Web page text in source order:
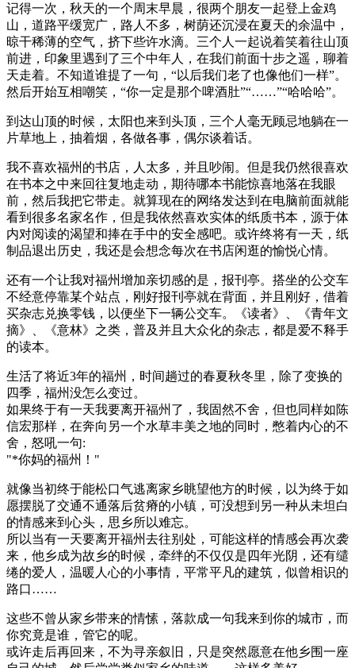
记得一次，秋天的一个周末早晨，很两个朋友一起登上金鸡
山，道路平缓宽广，路人不多，树荫还沉浸在夏天的余温中，
晾干稀薄的空气，挤下些许水滴。三个人一起说着笑着往山顶
前进，印象里遇到了三个中年人，在我们前面十步之遥，聊着
天走着。不知道谁提了一句，“以后我们老了也像他们一样”。
然后开始互相嘲笑，“你一定是那个啤酒肚”“……”“哈哈哈”。
到达山顶的时候，太阳也来到头顶，三个人毫无顾忌地躺在一
片草地上，抽着烟，各做各事，偶尔谈着话。
我不喜欢福州的书店，人太多，并且吵闹。但是我仍然很喜欢
在书本之中来回往复地走动，期待哪本书能惊喜地落在我眼
前，然后我把它带走。就算现在的网络发达到在电脑前面就能
看到很多名家名作，但是我依然喜欢实体的纸质书本，源于体
内对阅读的渴望和捧在手中的安全感吧。或许终将有一天，纸
制品退出历史，我还是会想念每次在书店闲逛的愉悦心情。
还有一个让我对福州增加亲切感的是，报刊亭。搭坐的公交车
不经意停靠某个站点，刚好报刊亭就在背面，并且刚好，借着
买杂志兑换零钱，以便坐下一辆公交车。《读者》、《青年文
摘》、《意林》之类，普及并且大众化的杂志，都是爱不释手
的读本。
生活了将近3年的福州，时间趟过的春夏秋冬里，除了变换的
四季，福州没怎么变过。
如果终于有一天我要离开福州了，我固然不舍，但也同样如陈
信宏那样，在奔向另一个水草丰美之地的同时，憋着内心的不
舍，怒吼一句:
"*你妈的福州！"
就像当初终于能松口气逃离家乡眺望他方的时候，以为终于如
愿摆脱了交通不通落后贫瘠的小镇，可没想到另一种从未坦白
的情感来到心头，思乡所以难忘。
所以当有一天要离开福州去往别处，可能这样的情感会再次袭
来，他乡成为故乡的时候，牵绊的不仅仅是四年光阴，还有缱
绻的爱人，温暖人心的小事情，平常平凡的建筑，似曾相识的
路口……
这些不曾从家乡带来的情愫，落款成一句我来到你的城市，而
你究竟是谁，管它的呢。
或许走后再回来，不为寻亲叙旧，只是突然愿意在他乡围一座